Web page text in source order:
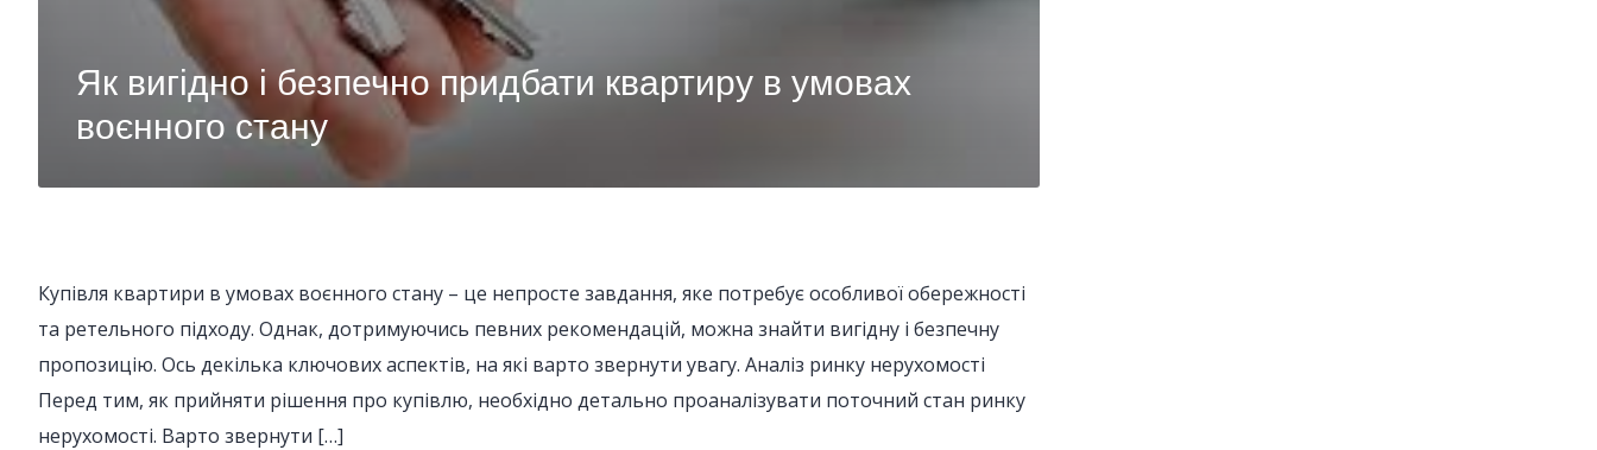
Як вигідно і безпечно придбати квартиру в умовах
воєнного стану
Купівля квартири в умовах воєнного стану – це непросте завдання, яке потребує особливої обережності
та ретельного підходу. Однак, дотримуючись певних рекомендацій, можна знайти вигідну і безпечну
пропозицію. Ось декілька ключових аспектів, на які варто звернути увагу. Аналіз ринку нерухомості
Перед тим, як прийняти рішення про купівлю, необхідно детально проаналізувати поточний стан ринку
нерухомості. Варто звернути […]